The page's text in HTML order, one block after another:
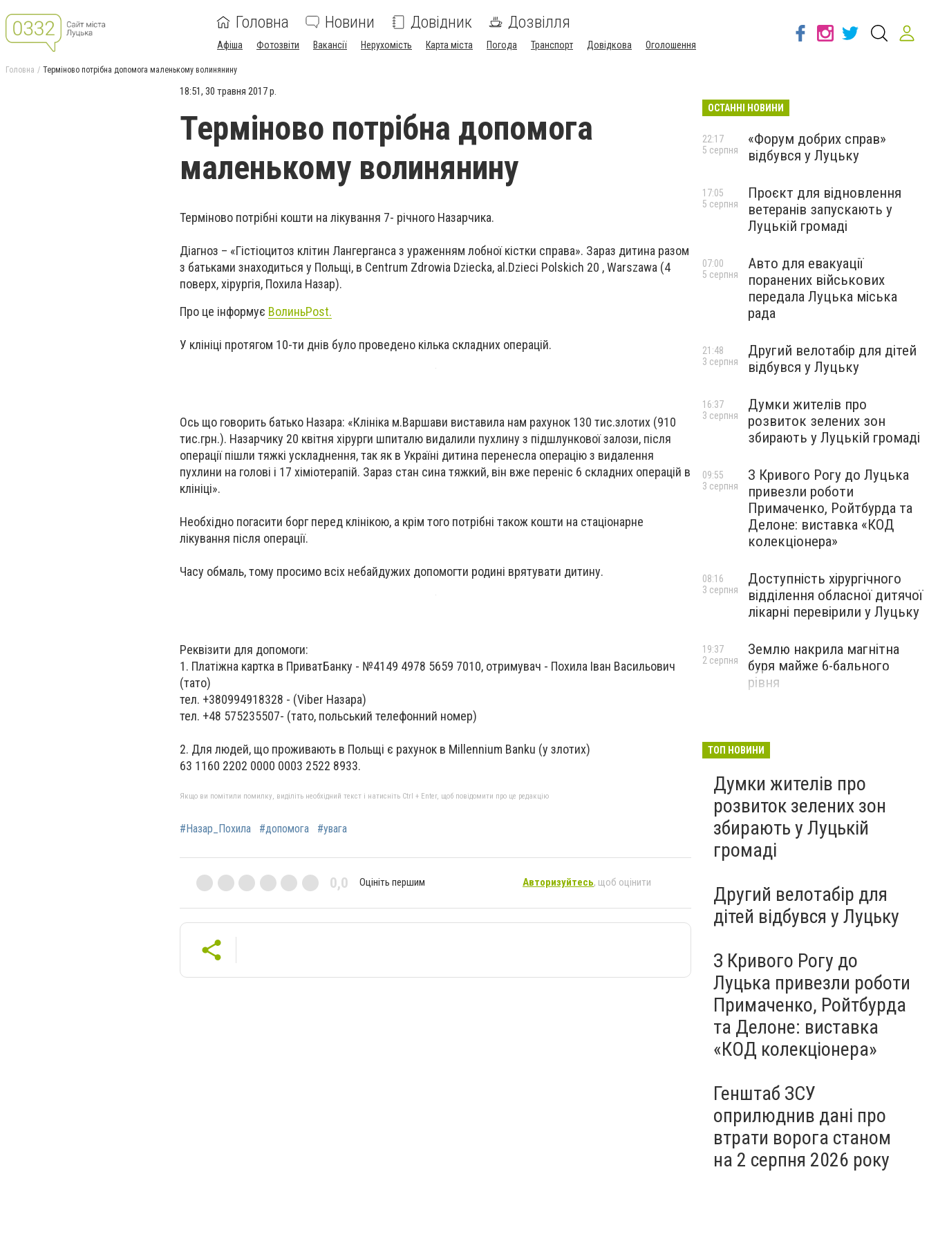
Головна Новини Довідник Дозвілля
Афіша Фотозвіти Вакансії Нерухомість Карта міста Погода Транспорт Довідкова Оголошення
Головна Терміново потрібна допомога маленькому волинянину
18:51, 30 травня 2017 р.
Терміново потрібна допомога
маленькому волинянину
Терміново потрібні кошти на лікування 7- річного Назарчика.
Діагноз – «Гістіоцитоз клітин Лангерганса з ураженням лобної кістки справа». Зараз дитина разом
з батьками знаходиться у Польщі, в Centrum Zdrowia Dziecka, al.Dzieci Polskich 20 , Warszawa (4
поверх, хірургія, Похила Назар).
Про це інформує ВолиньРost.
У клініці протягом 10-ти днів було проведено кілька складних операцій.
Ось що говорить батько Назара: «Клініка м.Варшави виставила нам рахунок 130 тис.злотих (910
тис.грн.). Назарчику 20 квітня хірурги шпиталю видалили пухлину з підшлункової залози, після
операції пішли тяжкі ускладнення, так як в Україні дитина перенесла операцію з видалення
пухлини на голові і 17 хіміотерапій. Зараз стан сина тяжкий, він вже переніс 6 складних операцій в
клініці».
Необхідно погасити борг перед клінікою, а крім того потрібні також кошти на стаціонарне
лікування після операції.
Часу обмаль, тому просимо всіх небайдужих допомогти родині врятувати дитину.
Реквізити для допомоги:
1. Платіжна картка в ПриватБанку - №4149 4978 5659 7010, отримувач - Похила Іван Васильович
(тато)
тел. +380994918328 - (Viber Назара)
тел. +48 575235507- (тато, польський телефонний номер)
2. Для людей, що проживають в Польщі є рахунок в Millennium Banku (у злотих)
63 1160 2202 0000 0003 2522 8933.
Якщо ви помітили помилку, виділіть необхідний текст і натисніть Ctrl + Enter, щоб повідомити про це редакцію
#Назар_Похила #допомога #увага
0,0 Оцініть першим Авторизуйтесь, щоб оцінити
ОСТАННІ НОВИНИ
«Форум добрих справ»
відбувся у Луцьку
22:17
5 серпня
Проєкт для відновлення
ветеранів запускають у
Луцькій громаді
17:05
5 серпня
Авто для евакуації
поранених військових
передала Луцька міська
рада
07:00
5 серпня
Другий велотабір для дітей
відбувся у Луцьку
21:48
3 серпня
Думки жителів про
розвиток зелених зон
збирають у Луцькій громаді
16:37
3 серпня
З Кривого Рогу до Луцька
привезли роботи
Примаченко, Ройтбурда та
Делоне: виставка «КОД
колекціонера»
09:55
3 серпня
Доступність хірургічного
відділення обласної дитячої
лікарні перевірили у Луцьку
08:16
3 серпня
Землю накрила магнітна
буря майже 6-бального
рівня
19:37
2 серпня
ТОП НОВИНИ
Думки жителів про
розвиток зелених зон
збирають у Луцькій
громаді
Другий велотабір для
дітей відбувся у Луцьку
З Кривого Рогу до
Луцька привезли роботи
Примаченко, Ройтбурда
та Делоне: виставка
«КОД колекціонера»
Генштаб ЗСУ
оприлюднив дані про
втрати ворога станом
на 2 серпня 2026 року